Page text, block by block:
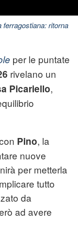
ferragostiana: ritorna
per le puntate
rivelano un
Picariello,
Pino, la
nuove
per metterla
tutto
da
ad avere